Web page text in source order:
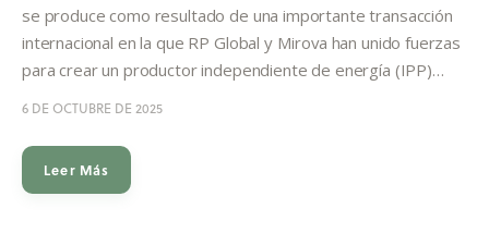
se produce como resultado de una importante transacción
internacional en la que RP Global y Mirova han unido fuerzas
para crear un productor independiente de energía (IPP)…
6 DE OCTUBRE DE 2025
Leer Más